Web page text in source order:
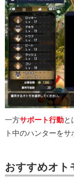
一方サポート行動と
ト中のハンターをサ
おすすめオト